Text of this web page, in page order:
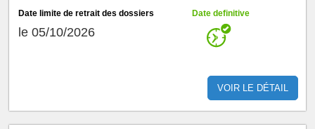
Date limite de retrait des dossiers
le 05/10/2026
Date definitive
VOIR LE DÉTAIL